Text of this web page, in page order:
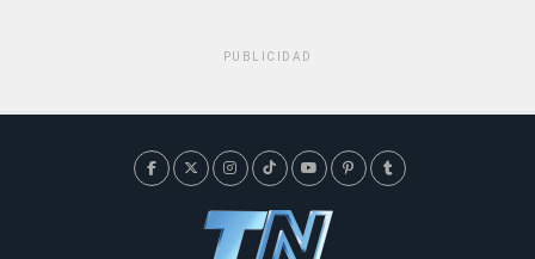
PUBLICIDAD